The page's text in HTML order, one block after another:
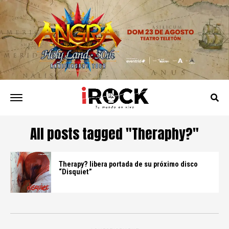
All posts tagged "Theraphy?"
Therapy? libera portada de su próximo disco
“Disquiet”